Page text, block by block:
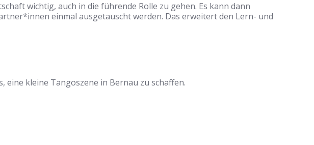
wichtig, auch in die führende Rolle zu gehen. Es kann dann
einmal ausgetauscht werden. Das erweitert den Lern- und
kleine Tangoszene in Bernau zu schaffen.